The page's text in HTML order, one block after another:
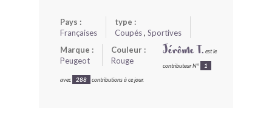
Pays :
Françaises
type :
Coupés, Sportives
Marque :
Peugeot
Couleur :
Rouge
Jérôme T. est le
contributeur N° 1
avec 288 contributions à ce jour.